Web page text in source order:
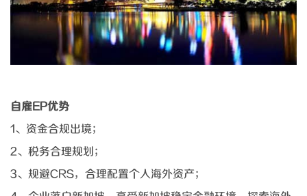
自雇EP优势
1、资金合规出境；
2、税务合理规划；
3、规避CRS，合理配置个人海外资产；